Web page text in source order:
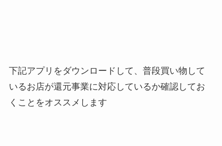
下記アプリをダウンロードして、普段買い物して
いるお店が還元事業に対応しているか確認してお
くことをオススメします